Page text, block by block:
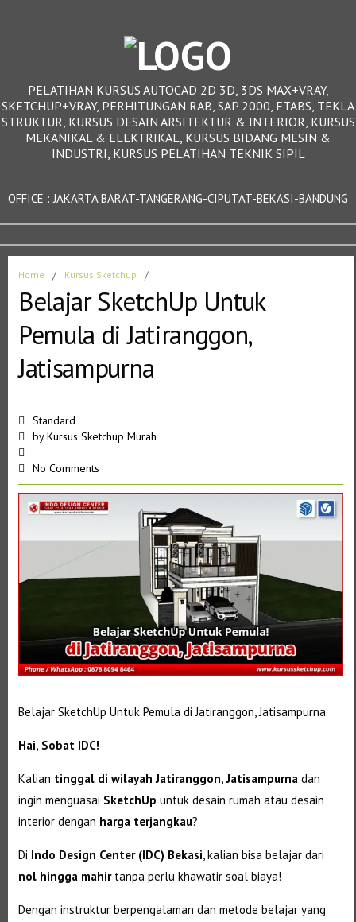
PELATIHAN KURSUS AUTOCAD 2D 3D, 3DS MAX+VRAY,
SKETCHUP+VRAY, PERHITUNGAN RAB, SAP 2000, ETABS, TEKLA
STRUKTUR, KURSUS DESAIN ARSITEKTUR & INTERIOR, KURSUS
MEKANIKAL & ELEKTRIKAL, KURSUS BIDANG MESIN &
INDUSTRI, KURSUS PELATIHAN TEKNIK SIPIL
OFFICE : JAKARTA BARAT-TANGERANG-CIPUTAT-BEKASI-BANDUNG
Home / Kursus Sketchup /
Belajar SketchUp Untuk
Pemula di Jatiranggon,
Jatisampurna
Standard
byKursus Sketchup Murah
No Comments
Belajar SketchUp Untuk Pemula di Jatiranggon, Jatisampurna
Hai, Sobat IDC!
Kalian tinggal di wilayah Jatiranggon, Jatisampurnadan
ingin menguasai SketchUp untuk desain rumah atau desain
interior dengan harga terjangkau?
Di Indo Design Center (IDC) Bekasi , kalian bisa belajar dari
nol hingga mahirtanpa perlu khawatir soal biaya!
Dengan instruktur berpengalaman dan metode belajar yang